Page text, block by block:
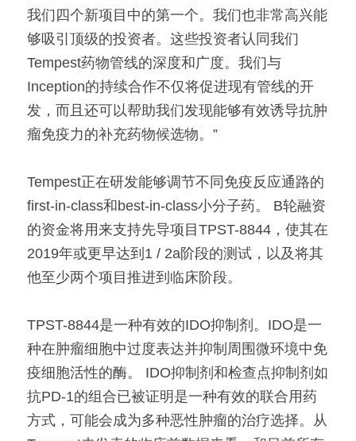
我们四个新项目中的第一个。我们也非常高兴能
够吸引顶级的投资者。这些投资者认同我们
Tempest药物管线的深度和广度。我们与
Inception的持续合作不仅将促进现有管线的开
发，而且还可以帮助我们发现能够有效诱导抗肿
瘤免疫力的补充药物候选物。”
Tempest正在研发能够调节不同免疫反应通路的
first-in-class和best-in-class小分子药。 B轮融资
的资金将用来支持先导项目TPST-8844，使其在
2019年或更早达到1 / 2a阶段的测试，以及将其
他至少两个项目推进到临床阶段。
TPST-8844是一种有效的IDO抑制剂。IDO是一
种在肿瘤细胞中过度表达并抑制周围微环境中免
疫细胞活性的酶。 IDO抑制剂和检查点抑制剂如
抗PD-1的组合已被证明是一种有效的联合用药
方式，可能会成为多种恶性肿瘤的治疗选择。从